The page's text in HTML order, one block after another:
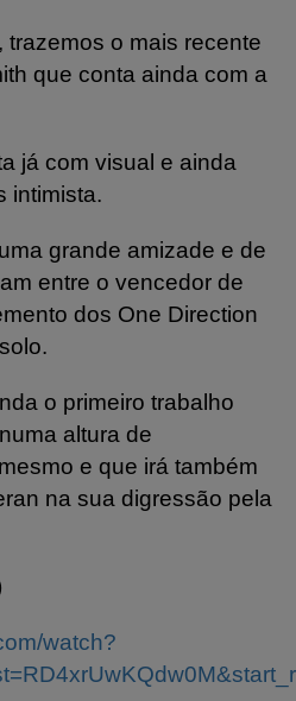
trazemos o mais recente
que conta ainda com a
já com visual e ainda
intimista.
grande amizade e de
entre o vencedor de
dos One Direction
o primeiro trabalho
altura de
e que irá também
na sua digressão pela
watch?